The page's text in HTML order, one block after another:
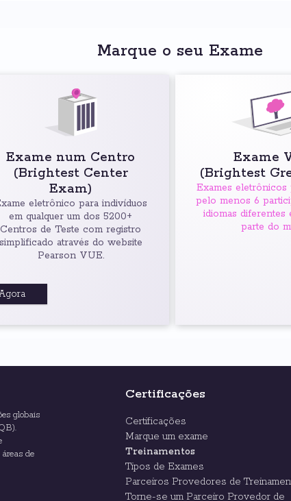
Marque o seu Exame
Exame num Centro
(Brightest Center
Exam)
eletrônico para indivíduos
em qualquer um dos 5200+
Centros de Teste com registro
simplificado através do website
Pearson VUE.
Exame
(Brightest
Exames eletrônicos
pelo menos 6
idiomas diferentes
parte do
globais
de
Certificações
Certificações
Marque um exame
Treinamentos
Tipos de Exames
Parceiros Provedores de
Torne-se um Parceiro Provedor de